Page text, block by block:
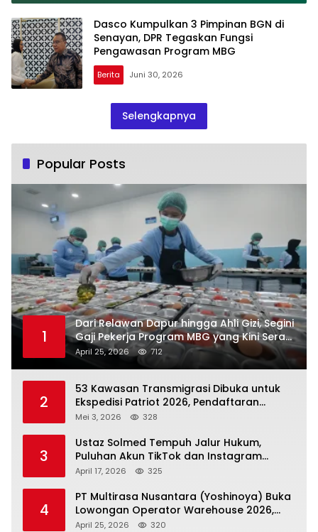
Terungkap
Dasco Kumpulkan 3 Pimpinan BGN di
Senayan, DPR Tegaskan Fungsi
Pengawasan Program MBG
Berita Juni 30, 2026
Selengkapnya
Popular Posts
1
Dari Relawan Dapur hingga Ahli Gizi, Segini
Gaji Pekerja Program MBG yang Kini Serap
Hampir Sejuta Tenaga Kerja
April 25, 2026 712
2
53 Kawasan Transmigrasi Dibuka untuk
Ekspedisi Patriot 2026, Pendaftaran
Ditutup 21 Mei
Mei 3, 2026 328
3
Ustaz Solmed Tempuh Jalur Hukum,
Puluhan Akun TikTok dan Instagram
Dilaporkan atas Tuduhan Fitnah
April 17, 2026 325
4
PT Multirasa Nusantara (Yoshinoya) Buka
Lowongan Operator Warehouse 2026,
Penempatan CK Bekasi
April 25, 2026 320